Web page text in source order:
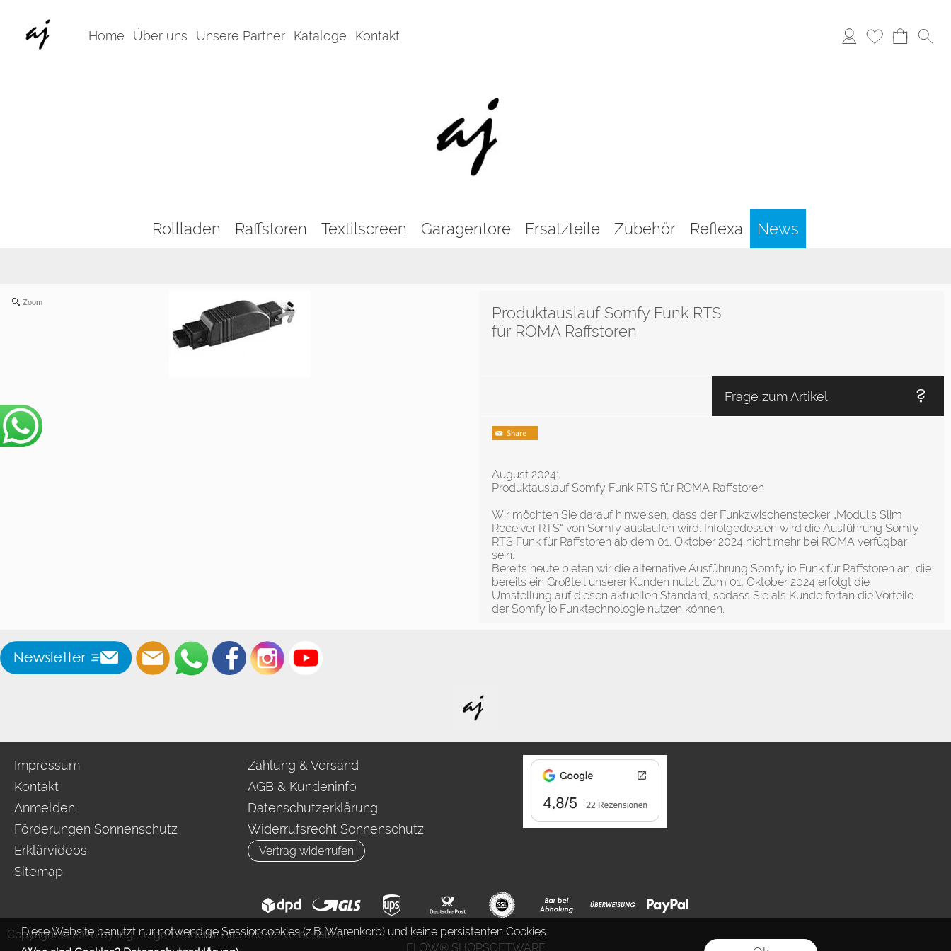
Diese Website benutzt nur notwendige Sessioncookies (z.B. Warenkorb) und keine persistenten Cookies.
Home Über uns Unsere Partner Kataloge Kontakt
Rollladen Raffstoren Textilscreen Garagentore Ersatzteile Zubehör Reflexa News
Zoom
Produktauslauf Somfy Funk RTS
für ROMA Raffstoren
Frage zum Artikel
August 2024:
Produktauslauf Somfy Funk RTS für ROMA Raffstoren
Wir möchten Sie darauf hinweisen, dass der Funkzwischenstecker „Modulis Slim
Receiver RTS“ von Somfy auslaufen wird. Infolgedessen wird die Ausführung Somfy
RTS Funk für Raffstoren ab dem 01. Oktober 2024 nicht mehr bei ROMA verfügbar
sein.
Bereits heute bieten wir die alternative Ausführung Somfy io Funk für Raffstoren an, die
bereits ein Großteil unserer Kunden nutzt. Zum 01. Oktober 2024 erfolgt die
Umstellung auf diesen aktuellen Standard, sodass Sie als Kunde fortan die Vorteile
der Somfy io Funktechnologie nutzen können.
Impressum
Kontakt
Anmelden
Förderungen Sonnenschutz
Erklärvideos
Sitemap
Zahlung & Versand
AGB & Kundeninfo
Datenschutzerklärung
Widerrufsrecht Sonnenschutz
Vertrag widerrufen
Copyright © 2026 by Ing. Jürgen Auderer. Alle Rechte vorbehalten.
FLOW® SHOPSOFTWARE